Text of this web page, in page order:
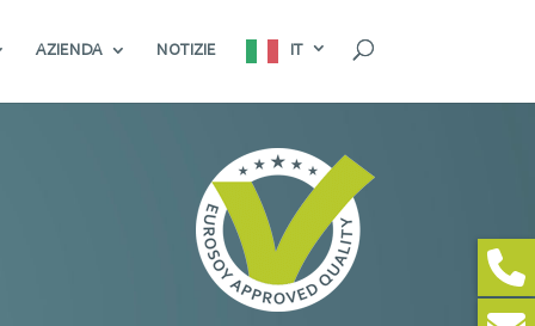
AZIENDA NOTIZIE IT